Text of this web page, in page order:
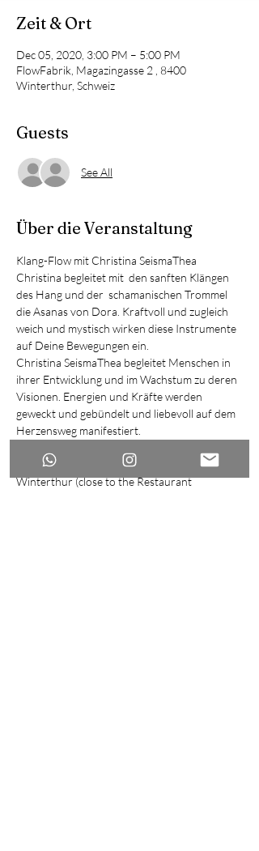
Zeit & Ort
Dec 05, 2020, 3:00 PM – 5:00 PM
FlowFabrik, Magazingasse 2 , 8400
Winterthur, Schweiz
Guests
See All
Über die Veranstaltung
Klang-Flow mit Christina SeismaThea
Christina begleitet mit  den sanften Klängen
des Hang und der  schamanischen Trommel
die Asanas von Dora. Kraftvoll und zugleich
weich und mystisch wirken diese Instrumente
auf Deine Bewegungen ein.
Christina SeismaThea begleitet Menschen in
ihrer Entwicklung und im Wachstum zu deren
Visionen. Energien und Kräfte werden
geweckt und gebündelt und liebevoll auf dem
Herzensweg manifestiert.
​FlowFabrik, Magazingasse 2, 8400
Winterthur (close to the Restaurant